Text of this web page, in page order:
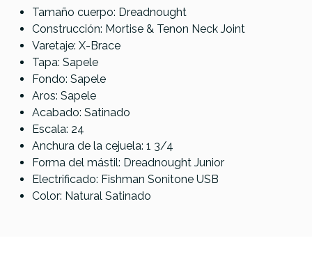
Tamaño cuerpo: Dreadnought
Construcción: Mortise & Tenon Neck Joint
Varetaje: X-Brace
Tapa: Sapele
Fondo: Sapele
Aros: Sapele
Acabado: Satinado
Escala: 24
Anchura de la cejuela: 1 3/4
Forma del mástil: Dreadnought Junior
Electrificado: Fishman Sonitone USB
Color: Natural Satinado
Epiphone
J-200
ANAG
Martin 000-
RW HPL
858,00 € 858,00 €
No hay características para comparar